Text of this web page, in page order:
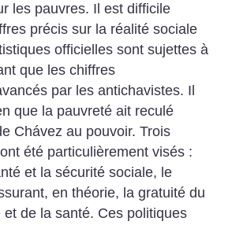
les pauvres. Il est difficile
précis sur la réalité sociale
officielles sont sujettes à
que les chiffres
par les antichavistes. Il
que la pauvreté ait reculé
Chávez au pouvoir. Trois
été particulièrement visés :
et la sécurité sociale, le
en théorie, la gratuité du
de la santé. Ces politiques